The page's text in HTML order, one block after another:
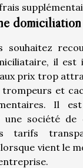
domiciliation
souhaitez
il
prix trop
et
Il
une société de
tarifs
lorsque vient le